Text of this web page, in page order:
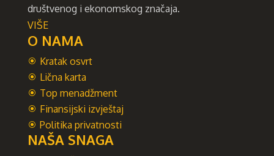
društvenog i ekonomskog značaja.
VIŠE
O NAMA
Kratak osvrt
Lična karta
Top menadžment
Finansijski izvještaj
Politika privatnosti
NAŠA SNAGA